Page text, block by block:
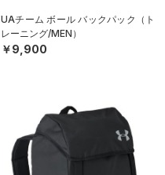
UAチーム ボール バックパック（ト
レーニング/MEN）
￥9,900